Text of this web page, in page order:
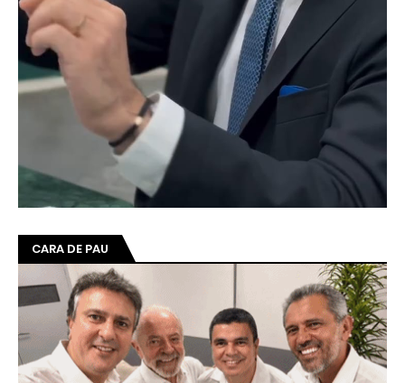
CARA DE PAU